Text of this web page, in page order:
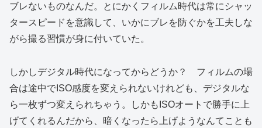
ブレないものなんだ。とにかくフィルム時代は常にシャッ
タースピードを意識して、いかにブレを防ぐかを工夫しな
がら撮る習慣が身に付いていた。
しかしデジタル時代になってからどうか？ フィルムの場
合は途中でISO感度を変えられないけれども、デジタルな
ら一枚ずつ変えられちゃう。しかもISOオートで勝手に上
げてくれるんだから、暗くなったら上げようなんてことも